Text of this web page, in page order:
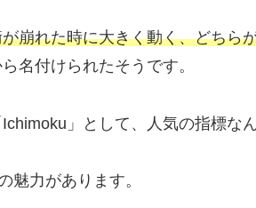
崩れた時に大きく動く、どちら
ら名付けられたそうです。
」として、人気の指標なん
魅力があります。